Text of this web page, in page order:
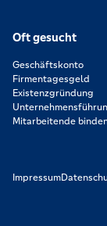
Oft gesucht
Geschäftskonto
Firmentagesgeld
Existenzgründung
Mitarbeitende
Impressum